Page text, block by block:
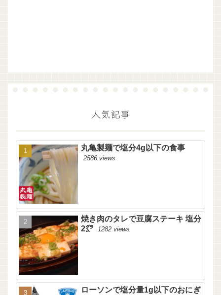
人気記事
丸亀製麺で塩分4g以下の食事
2586 views
焼き肉のタレで豆腐ステーキ 塩分
2㌘ 1282 views
ローソンで塩分量1g以下のおにぎ